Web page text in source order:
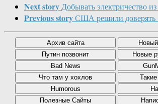
Next storyДобывать электричество
Previous storyСША решили доверять